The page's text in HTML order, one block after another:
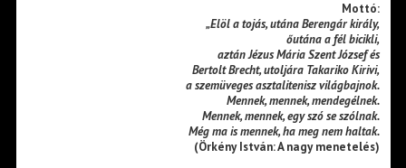
Mottó:
„Elöl a tojás, utána Berengár király,
őutána a fél bicikli,
aztán Jézus Mária Szent József és
Bertolt Brecht, utoljára Takariko Kirivi,
a szemüveges asztalitenisz világbajnok.
Mennek, mennek, mendegélnek.
Mennek, mennek, egy szó se szólnak.
Még ma is mennek, ha meg nem haltak.
(Örkény István: A nagy menetelés)